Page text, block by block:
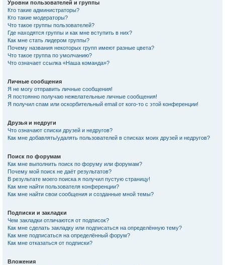
Уровни пользователей и группы
Кто такие администраторы?
Кто такие модераторы?
Что такое группы пользователей?
Где находятся группы и как мне вступить в них?
Как мне стать лидером группы?
Почему названия некоторых групп имеют разные цвета?
Что такое группа по умолчанию?
Что означает ссылка «Наша команда»?
Личные сообщения
Я не могу отправить личные сообщения!
Я постоянно получаю нежелательные личные сообщения!
Я получил спам или оскорбительный email от кого-то с этой конференции!
Друзья и недруги
Что означают списки друзей и недругов?
Как мне добавлять/удалять пользователей в списках моих друзей и недругов?
Поиск по форумам
Как мне выполнить поиск по форуму или форумам?
Почему мой поиск не даёт результатов?
В результате моего поиска я получил пустую страницу!
Как мне найти пользователя конференции?
Как мне найти свои сообщения и созданные мной темы?
Подписки и закладки
Чем закладки отличаются от подписок?
Как мне сделать закладку или подписаться на определённую тему?
Как мне подписаться на определённый форум?
Как мне отказаться от подписки?
Вложения